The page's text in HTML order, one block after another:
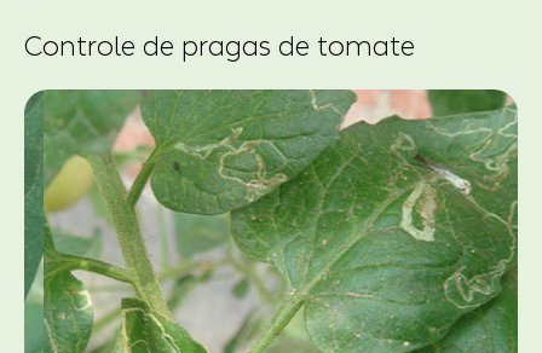
Controle de pragas de tomate